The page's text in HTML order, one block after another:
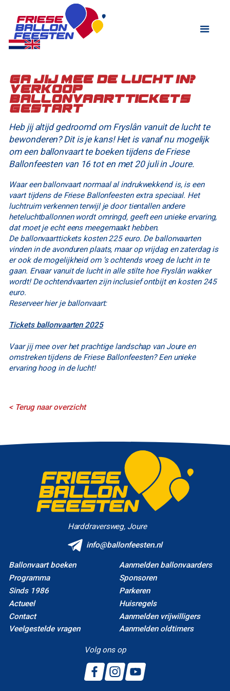
Ga jij mee de lucht in?
Verkoop
ballonvaarttickets
gestart
Heb jij altijd gedroomd om Fryslân vanuit de lucht te
bewonderen? Dit is je kans! Het is vanaf nu mogelijk
om een ballonvaart te boeken tijdens de Friese
Ballonfeesten van 16 tot en met 20 juli in Joure.
Waar een ballonvaart normaal al indrukwekkend is, is een
vaart tijdens de Friese Ballonfeesten extra speciaal. Het
luchtruim verkennen terwijl je door tientallen andere
heteluchtballonnen wordt omringd, geeft een unieke ervaring,
dat moet je echt eens meegemaakt hebben.
De ballonvaarttickets kosten 225 euro. De ballonvaarten
vinden in de avonduren plaats, maar op vrijdag en zaterdag is
er ook de mogelijkheid om ’s ochtends vroeg de lucht in te
gaan. Ervaar vanuit de lucht in alle stilte hoe Fryslân wakker
wordt! De ochtendvaarten zijn inclusief ontbijt en kosten 245
euro.
Reserveer hier je ballonvaart:
Tickets ballonvaarten 2025
Vaar jij mee over het prachtige landschap van Joure en
omstreken tijdens de Friese Ballonfeesten? Een unieke
ervaring hoog in de lucht!
< Terug naar overzicht
Harddraversweg, Joure
info@ballonfeesten.nl
Ballonvaart boeken
Programma
Sinds 1986
Actueel
Contact
Veelgestelde vragen
Aanmelden ballonvaarders
Sponsoren
Parkeren
Huisregels
Aanmelden vrijwilligers
Aanmelden oldtimers
Volg ons op